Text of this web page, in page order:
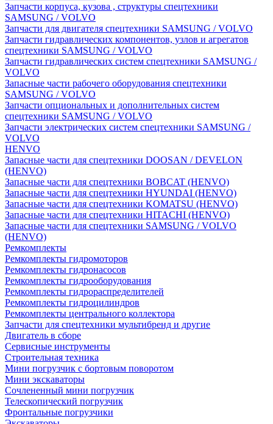
Запчасти корпуса, кузова , структуры спецтехники
SAMSUNG / VOLVO
Запчасти для двигателя спецтехники SAMSUNG / VOLVO
Запчасти гидравлических компонентов, узлов и агрегатов
спецтехники SAMSUNG / VOLVO
Запчасти гидравлических систем спецтехники SAMSUNG /
VOLVO
Запасные части рабочего оборудования спецтехники
SAMSUNG / VOLVO
Запчасти опциональных и дополнительных систем
спецтехники SAMSUNG / VOLVO
Запчасти электрических систем спецтехники SAMSUNG /
VOLVO
HENVO
Запасные части для спецтехники DOOSAN / DEVELON
(HENVO)
Запасные части для спецтехники BOBCAT (HENVO)
Запасные части для спецтехники HYUNDAI (HENVO)
Запасные части для спецтехники KOMATSU (HENVO)
Запасные части для спецтехники HITACHI (HENVO)
Запасные части для спецтехники SAMSUNG / VOLVO
(HENVO)
Ремкомплекты
Ремкомплекты гидромоторов
Ремкомплекты гидронасосов
Ремкомплекты гидрооборудования
Ремкомплекты гидрораспределителей
Ремкомплекты гидроцилиндров
Ремкомплекты центрального коллектора
Запчасти для спецтехники мультибренд и другие
Двигатель в сборе
Сервисные инструменты
Строительная техника
Мини погрузчик с бортовым поворотом
Мини экскаваторы
Сочлененный мини погрузчик
Телескопический погрузчик
Фронтальные погрузчики